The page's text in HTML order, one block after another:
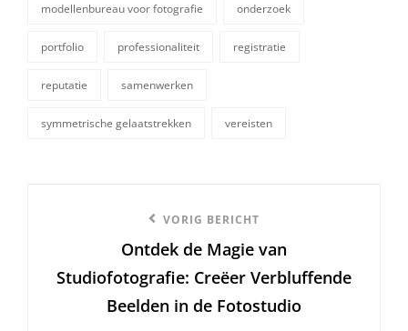
modellenbureau voor fotografie onderzoek
portfolio professionaliteit registratie
reputatie samenwerken
symmetrische gelaatstrekken vereisten
VORIG BERICHT
Ontdek de Magie van
Studiofotografie: Creëer Verbluffende
Beelden in de Fotostudio